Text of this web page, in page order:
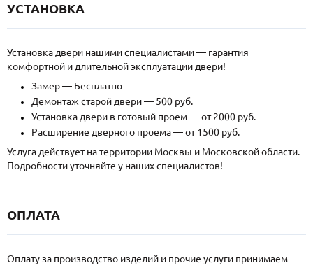
УСТАНОВКА
Установка двери нашими специалистами — гарантия
комфортной и длительной эксплуатации двери!
Замер — Бесплатно
Демонтаж старой двери — 500 руб.
Установка двери в готовый проем — от 2000 руб.
Расширение дверного проема — от 1500 руб.
Услуга действует на территории Москвы и Московской области.
Подробности уточняйте у наших специалистов!
ОПЛАТА
Оплату за производство изделий и прочие услуги принимаем